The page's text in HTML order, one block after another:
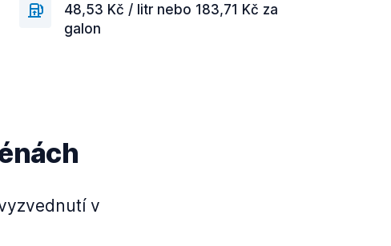
48,53 Kč / litr nebo 183,71 Kč za
galon
v